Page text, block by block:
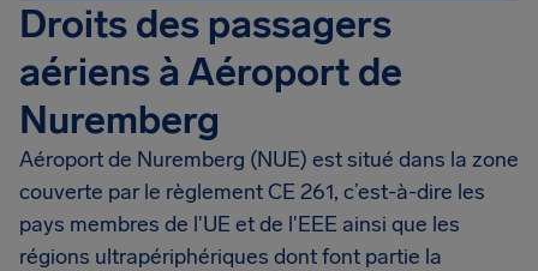
Droits des passagers
aériens à Aéroport de
Nuremberg
Aéroport de Nuremberg (NUE) est situé dans la zone
couverte par le règlement CE 261, c’est-à-dire les
pays membres de l'UE et de l'EEE ainsi que les
régions ultrapériphériques dont font partie la